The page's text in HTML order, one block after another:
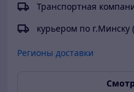
Транспортная
курьером по г.Минску
Регионы доставки